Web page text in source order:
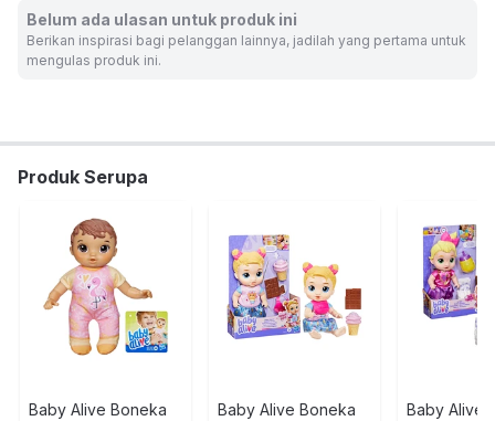
Material: plastik
Isi set: 1 pc boneka & aksesori
Publisher: Hasbro
SKU:10694047
Belum ada ulasan untuk produk ini
Berikan inspirasi bagi pelanggan lainnya, jadilah yang pertama untuk
mengulas produk ini.
Produk Serupa
Baby Alive Boneka
Baby Alive Boneka
Baby Alive